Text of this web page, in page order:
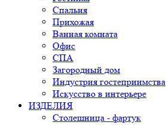
Спальня
Прихожая
Ванная комната
Офис
СПА
Загородный дом
Индустрия гостеприимства
Искусство в интерьере
ИЗДЕЛИЯ
Столешница - фартук